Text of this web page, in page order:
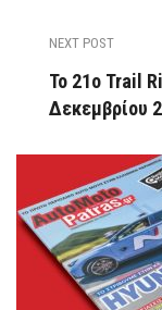
NEXT POST
Το 21ο Trail
Δεκεμβρίου